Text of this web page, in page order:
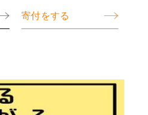
寄付をする